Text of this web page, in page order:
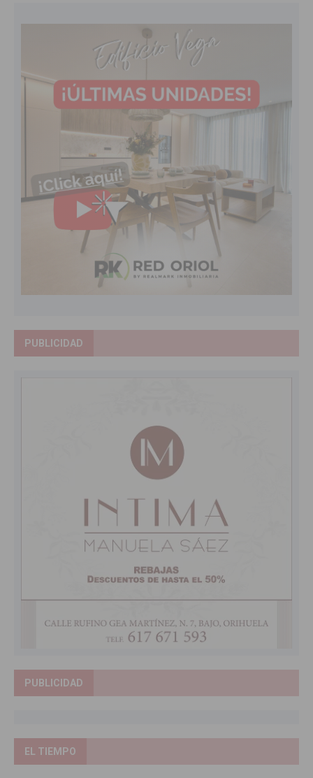
PUBLICIDAD
PUBLICIDAD
EL TIEMPO